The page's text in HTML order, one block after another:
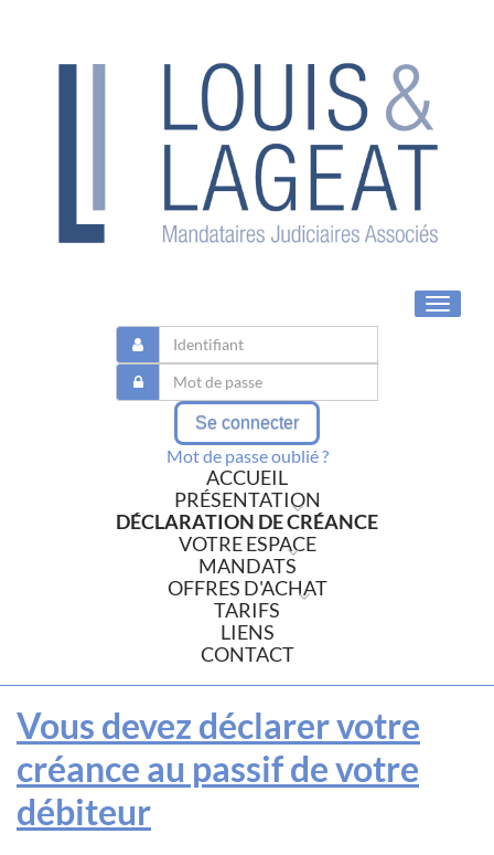
Toggle
Se connecter
Mot de passe oublié ?
ACCUEIL
PRÉSENTATION
DÉCLARATION DE CRÉANCE
VOTRE ESPACE
MANDATS
OFFRES D'ACHAT
TARIFS
LIENS
CONTACT
Vous devez déclarer votre
créance au passif de votre
débiteur